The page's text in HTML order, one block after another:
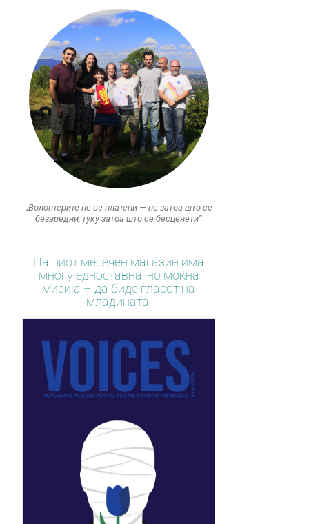
„Волонтерите не се платени — не затоа што се
безвредни, туку затоа што се бесценети“
Нашиот месечен магазин има
многу едноставна, но моќна
мисија – да биде гласот на
младината.